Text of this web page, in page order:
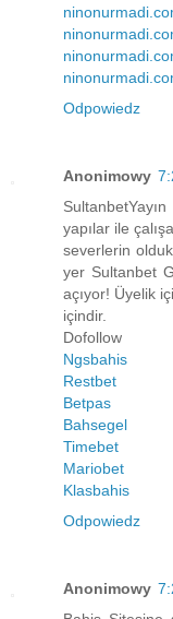
Odpowiedz
Anonimowy
yapılar ile
severlerin
yer Sultanbet
açıyor! Üyelik
içindir.
Dofollow
Ngsbahis
Restbet
Betpas
Bahsegel
Timebet
Mariobet
Klasbahis
Odpowiedz
Anonimowy